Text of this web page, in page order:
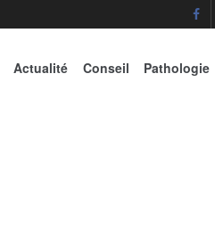
Actualité Conseil Pathologie